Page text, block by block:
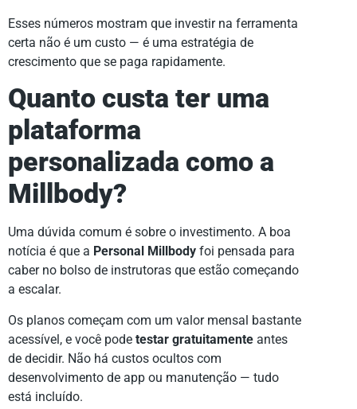
Esses números mostram que investir na ferramenta
certa não é um custo — é uma estratégia de
crescimento que se paga rapidamente.
Quanto custa ter uma
plataforma
personalizada como a
Millbody?
Uma dúvida comum é sobre o investimento. A boa
notícia é que a Personal Millbody foi pensada para
caber no bolso de instrutoras que estão começando
a escalar.
Os planos começam com um valor mensal bastante
acessível, e você pode testar gratuitamente antes
de decidir. Não há custos ocultos com
desenvolvimento de app ou manutenção — tudo
está incluído.